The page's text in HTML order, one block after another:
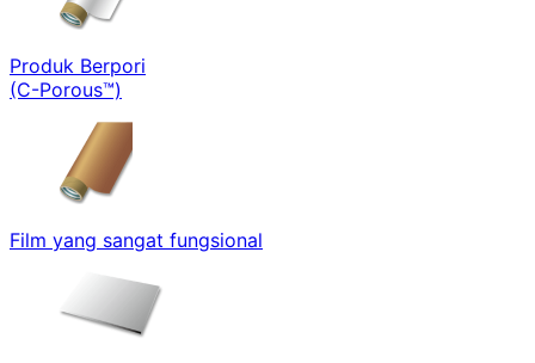
Produk Berpori
(C-Porous™)
Film yang sangat fungsional